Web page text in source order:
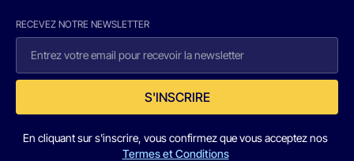
RECEVEZ NOTRE NEWSLETTER
S'INSCRIRE
En cliquant sur s'inscrire, vous confirmez que vous acceptez nos
Termes et Conditions